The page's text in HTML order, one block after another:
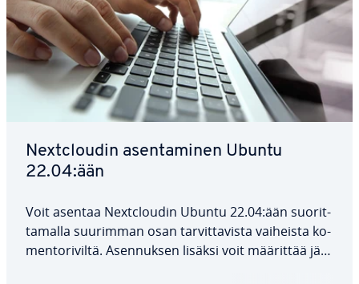
Nextclou­din asen­ta­mi­nen Ubuntu
22.04:ään
Voit asentaa Nextclou­din Ubuntu 22.04:ään suo­rit­
ta­mal­la suurimman osan tar­vit­ta­vis­ta vaiheista ko­
men­to­ri­vil­tä. Asen­nuk­sen lisäksi voit määrittää jär­